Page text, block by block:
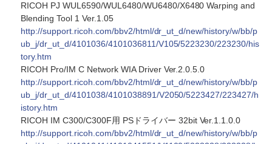
RICOH PJ WUL6590/WUL6480/WU6480/X6480 Warping and
Blending Tool 1 Ver.1.05
http://support.ricoh.com/bbv2/html/dr_ut_d/new/history/w/bb/p
ub_j/dr_ut_d/4101036/4101036811/V105/5223230/223230/his
tory.htm
RICOH Pro/IM C Network WIA Driver Ver.2.0.5.0
http://support.ricoh.com/bbv2/html/dr_ut_d/new/history/w/bb/p
ub_j/dr_ut_d/4101038/4101038891/V2050/5223427/223427/h
istory.htm
RICOH IM C300/C300F用 PSドライバー 32bit Ver.1.1.0.0
http://support.ricoh.com/bbv2/html/dr_ut_d/new/history/w/bb/p